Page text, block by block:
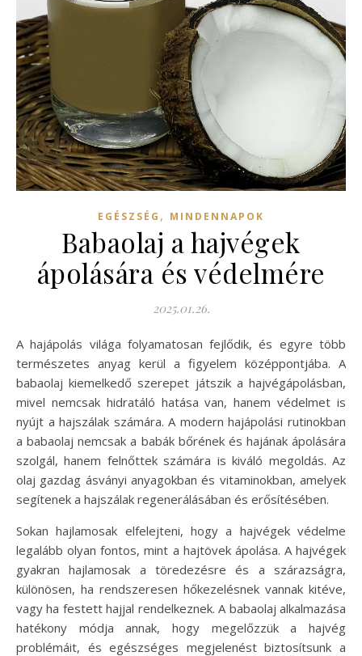
EGÉSZSÉG , MINDENNAPOK
Babaolaj a hajvégek
ápolására és védelmére
2025.01.26.
A hajápolás világa folyamatosan fejlődik, és egyre több
természetes anyag kerül a figyelem középpontjába. A
babaolaj kiemelkedő szerepet játszik a hajvégápolásban,
mivel nemcsak hidratáló hatása van, hanem védelmet is
nyújt a hajszálak számára. A modern hajápolási rutinokban
a babaolaj nemcsak a babák bőrének és hajának ápolására
szolgál, hanem felnőttek számára is kiváló megoldás. Az
olaj gazdag ásványi anyagokban és vitaminokban, amelyek
segítenek a hajszálak regenerálásában és erősítésében.
Sokan hajlamosak elfelejteni, hogy a hajvégek védelme
legalább olyan fontos, mint a hajtövek ápolása. A hajvégek
gyakran hajlamosak a töredezésre és a szárazságra,
különösen, ha rendszeresen hőkezelésnek vannak kitéve,
vagy ha festett hajjal rendelkeznek. A babaolaj alkalmazása
hatékony módja annak, hogy megelőzzük a hajvég
problémáit, és egészséges megjelenést biztosítsunk a